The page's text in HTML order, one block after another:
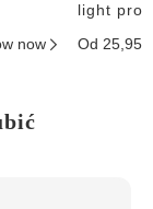
now
light
Od 25,95